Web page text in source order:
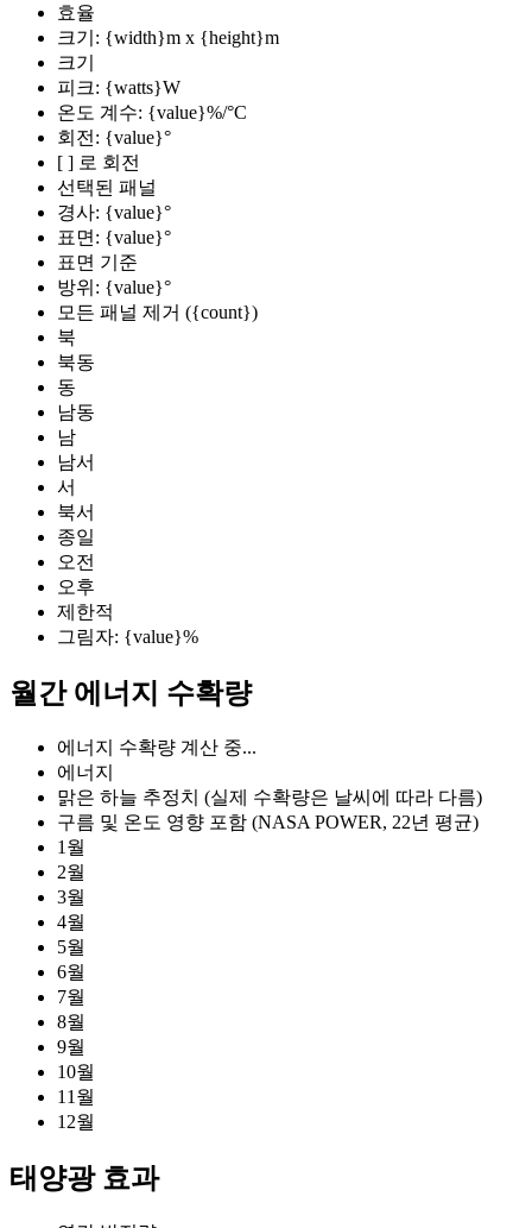
효율
크기: {width}m x {height}m
크기
피크: {watts}W
온도 계수: {value}%/°C
회전: {value}°
[ ] 로 회전
선택된 패널
경사: {value}°
표면: {value}°
표면 기준
방위: {value}°
모든 패널 제거 ({count})
북
북동
동
남동
남
남서
서
북서
종일
오전
오후
제한적
그림자: {value}%
월간 에너지 수확량
에너지 수확량 계산 중...
에너지
맑은 하늘 추정치 (실제 수확량은 날씨에 따라 다름)
구름 및 온도 영향 포함 (NASA POWER, 22년 평균)
1월
2월
3월
4월
5월
6월
7월
8월
9월
10월
11월
12월
태양광 효과